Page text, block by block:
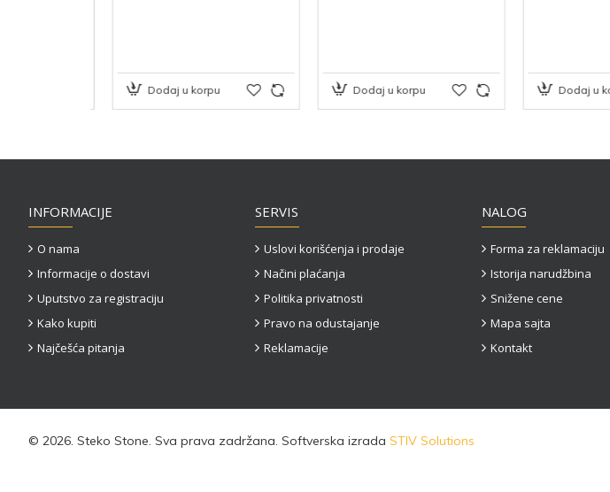
Dodaj u korpu Dodaj u korpu Dodaj u korpu
INFORMACIJE
O nama
Informacije o dostavi
Uputstvo za registraciju
Kako kupiti
Najčešća pitanja
SERVIS
Uslovi korišćenja i prodaje
Načini plaćanja
Politika privatnosti
Pravo na odustajanje
Reklamacije
NALOG
Forma za reklamaciju
Istorija narudžbina
Snižene cene
Mapa sajta
Kontakt
© 2026. Steko Stone. Sva prava zadržana. Softverska izrada STIV Solutions